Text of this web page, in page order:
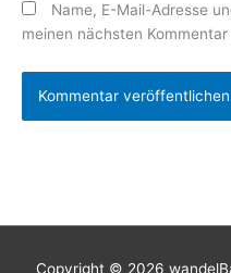
Name, E-Mail-Adresse
meinen nächsten
Copyright © 2026